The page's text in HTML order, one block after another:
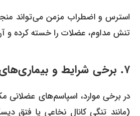
استرس و اضطراب مزمن می‌تواند
تنش مداوم، عضلات را خسته کرده و
۷. برخی شرایط و بیماری‌های زمینه‌ای که باید به آن‌ها توجه کرد
در برخی موارد، اسپاسم‌های عضلانی
(مانند تنگی کانال نخاعی یا فتق